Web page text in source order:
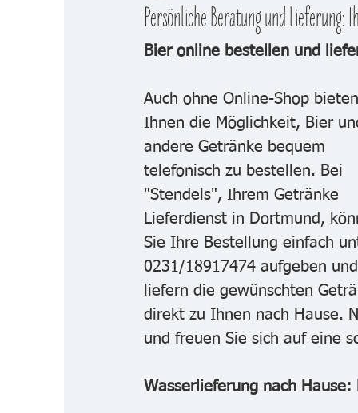
Persönliche Beratung und
Bier online bestellen und
Auch ohne Online-Shop
Ihnen die Möglichkeit, Bier
andere Getränke bequem
telefonisch zu bestellen. Bei
"Stendels", Ihrem Getränke
Lieferdienst in Dortmund,
Sie Ihre Bestellung einfach
0231/18917474 aufgeben
liefern die gewünschten
direkt zu Ihnen nach Hause.
und freuen Sie sich auf eine
Wasserlieferung nach